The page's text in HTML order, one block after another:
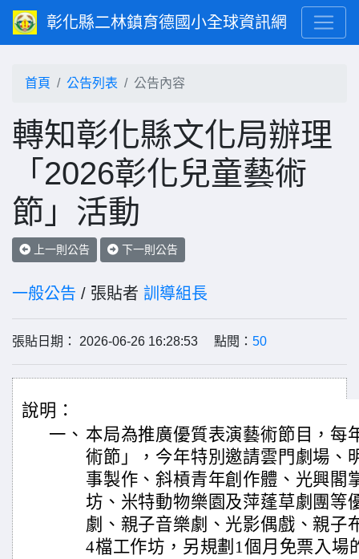
彰化縣二林鎮育德國小全球資訊網
首頁 公告列表 公告內容
轉知彰化縣文化局辦理
「2026彰化兒童藝術
節」活動
上一則公告 下一則公告
一般公告 / 張貼者 訓導組長
張貼日期： 2026-06-26 16:28:53 點閱： 50
說明：
一、 本局為推廣優質表演藝術節目，每
術節」，今年特別邀請雲門劇場、
事製作、斜槓青年創作體、光興閣
坊、米特動物樂園及萍蓬草劇團等
劇、親子音樂劇、光影偶戲、親子
4檔工作坊，另規劃1個月免票入場